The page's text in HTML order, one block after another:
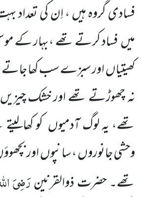
فسادی گروہہیں ، اِن کی تعداد
میںفساد کرتے تھے ،بہار کے
کھیتیاںاور سبزے سب کھا جاتے
نہ چھوڑتے تھے اور خشک چیزیں
تھے، یہ لوگ آدمیوں کو
وحشی جانوروں ، سانپوںاور
تھے۔ حضرت ذوالقرنینرَضِیَ